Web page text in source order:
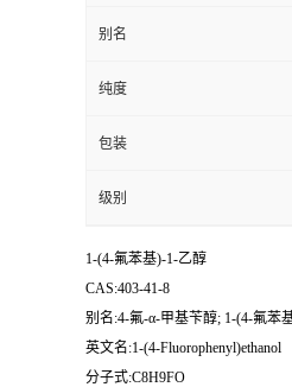
别名
纯度
包装
级别
1-(4-氟苯基)-1-乙醇
CAS:403-41-8
别名:4-氟-α-甲基苄醇; 1-(4-氟苯
英文名:1-(4-Fluorophenyl)ethanol
分子式:C8H9FO